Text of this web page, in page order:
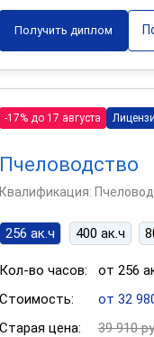
Получить диплом
-17% до 17 августа
Пчеловодство
Квалификация: Пчеловод
256 ак.ч 400 ак.ч
Кол-во часов:
от 256
Стоимость:
от 32
Старая цена:
39 910